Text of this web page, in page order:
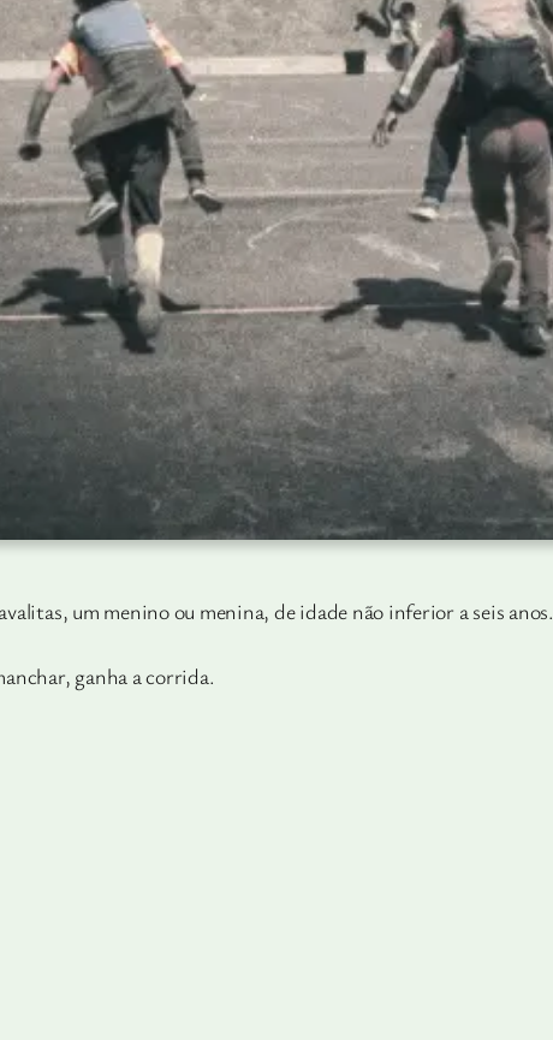
um menino ou menina, de idade não inferior a seis anos.
ganha a corrida.